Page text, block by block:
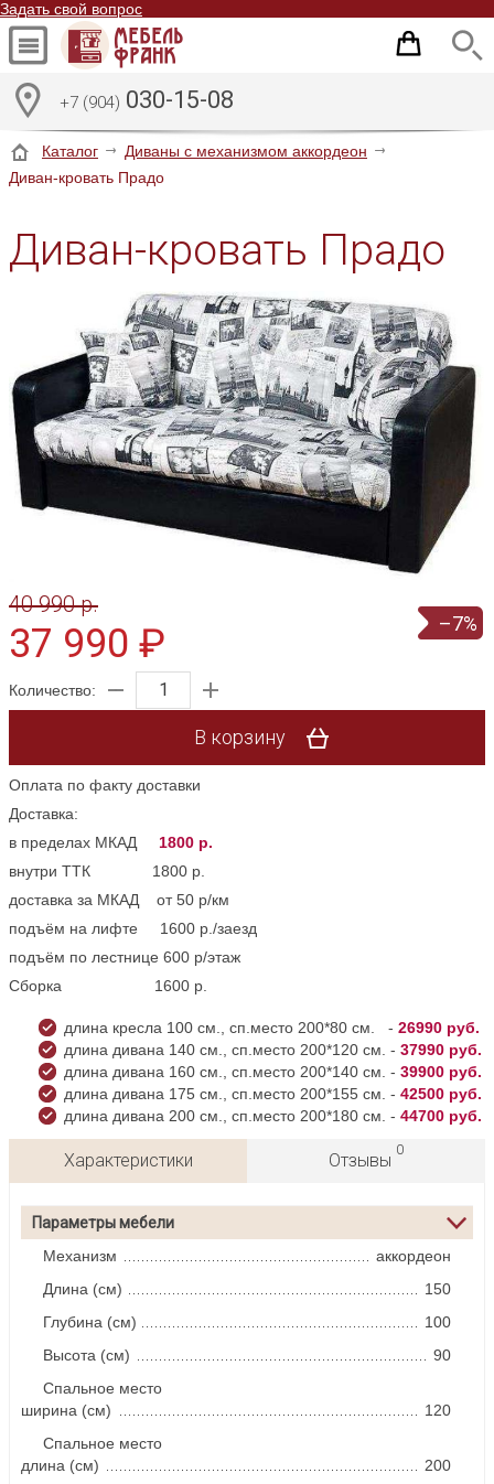
Задать свой вопрос
+7 (904) 030-15-08
Каталог
Диваны с механизмом аккордеон
Диван-кровать Прадо
Диван-кровать Прадо
40 990 p.
–7%
37 990 ₽
Количество:
В корзину
Оплата по факту доставки
Доставка:
в пределах МКАД 1800 р.
внутри ТТК 1800 р.
доставка за МКАД от 50 р/км
подъём на лифте 1600 р./заезд
подъём по лестнице 600 р/этаж
Сборка 1600 р.
длина кресла 100 см., сп.место 200*80 см. - 26990 руб.
длина дивана 140 см., сп.место 200*120 см. - 37990 руб.
длина дивана 160 см., сп.место 200*140 см. - 39900 руб.
длина дивана 175 см., сп.место 200*155 см. - 42500 руб.
длина дивана 200 см., сп.место 200*180 см. - 44700 руб.
Характеристики Отзывы
0
Параметры мебели
Механизм
аккордеон
Длина (см)
150
Глубина (см)
100
Высота (см)
90
Спальное место
ширина (см)
120
Спальное место
длина (см)
200